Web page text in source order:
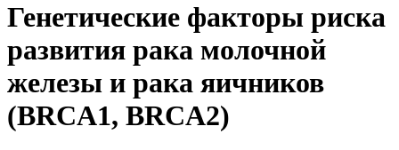
Генетические факторы риска
развития рака молочной
железы и рака яичников
(BRCA1, BRCA2)